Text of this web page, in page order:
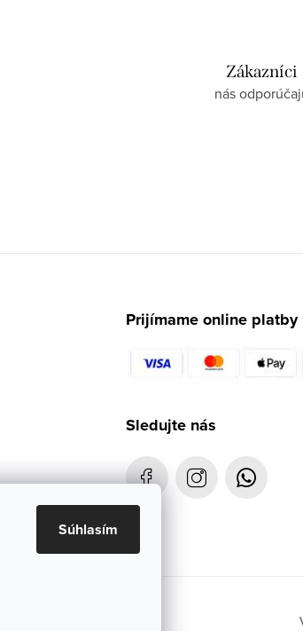
Súhlasím
Zákazníci
nás
Prijímame online platby
Sledujte nás